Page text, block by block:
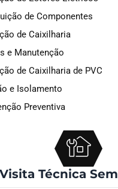
de Componentes
de Caixilharia
e Manutenção
de Caixilharia de PVC
e Isolamento
Preventiva
Visita Técnica